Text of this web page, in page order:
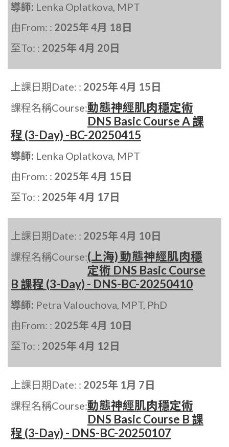
導師: Lenka Oplatkova, MPT
由From: : 2025年 4月 18日
至To: : 2025年 4月 20日
上課日期Date: : 2025年 4月 15日
課程名稱Course:動態神經肌肉穩定術
DNS Basic Course A 課
程 (3-Day) -BC-20250415
導師: Lenka Oplatkova, MPT
由From: : 2025年 4月 15日
至To: : 2025年 4月 17日
上課日期Date: : 2025年 4月 10日
課程名稱Course:(上海) 動態神經肌肉穩
定術 DNS Basic Course
B 課程 (3-Day) - DNS-BC-20250410
導師: Petra Valouchova, MPT, PhD
由From: : 2025年 4月 10日
至To: : 2025年 4月 12日
上課日期Date: : 2025年 1月 7日
課程名稱Course:動態神經肌肉穩定術
DNS Basic Course B 課
程 (3-Day) - DNS-BC-20250107